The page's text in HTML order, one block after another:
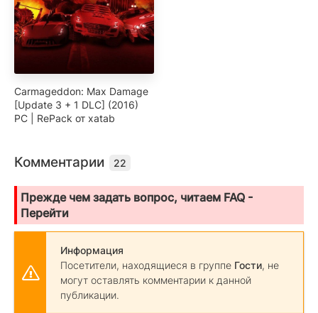
Carmageddon: Max Damage
[Update 3 + 1 DLC] (2016)
PC | RePack от xatab
Комментарии 22
Прежде чем задать вопрос, читаем FAQ -
Перейти
Информация
Посетители, находящиеся в группе Гости, не
могут оставлять комментарии к данной
публикации.